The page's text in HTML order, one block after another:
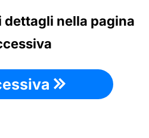
nella pagina